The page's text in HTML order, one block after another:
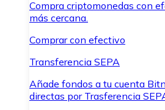
Compra criptomonedas con
más cercana.
Comprar con efectivo
Transferencia SEPA
Añade fondos a tu cuenta
directas por Trasferencia